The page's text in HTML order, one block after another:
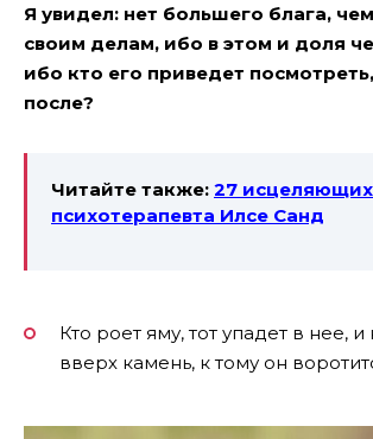
Я увидел: нет большего блага,
своим делам, ибо в этом и доля
ибо кто его приведет
после?
Читайте также: 27
психотерапевта Илсе Санд
Кто роет яму, тот упадет в нее, и
вверх камень, к тому он